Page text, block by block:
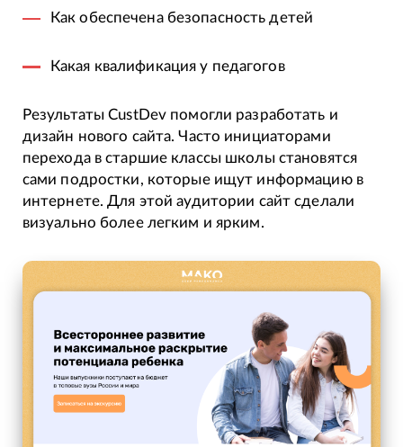
Как обеспечена безопасность детей
Какая квалификация у педагогов
Результаты CustDev помогли разработать и
дизайн нового сайта. Часто инициаторами
перехода в старшие классы школы становятся
сами подростки, которые ищут информацию в
интернете. Для этой аудитории сайт сделали
визуально более легким и ярким.